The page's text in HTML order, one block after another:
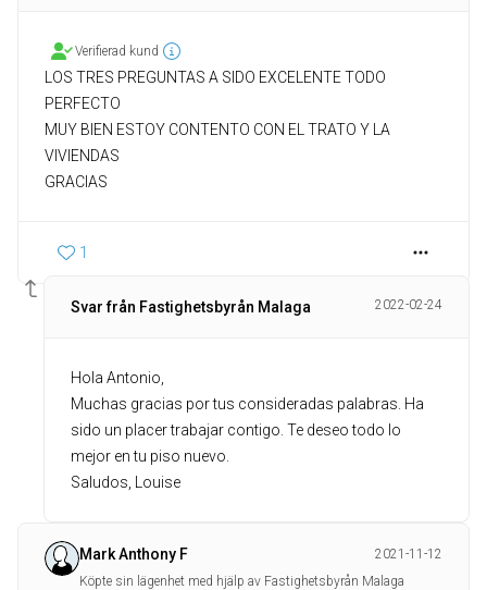
Verifierad kund
LOS TRES PREGUNTAS A SIDO EXCELENTE TODO
PERFECTO
MUY BIEN ESTOY CONTENTO CON EL TRATO Y LA
VIVIENDAS
GRACIAS
1
Svar från Fastighetsbyrån Malaga 2022-02-24
Hola Antonio,
Muchas gracias por tus consideradas palabras. Ha
sido un placer trabajar contigo. Te deseo todo lo
mejor en tu piso nuevo.
Saludos, Louise
Mark Anthony F
2021-11-12
Köpte sin lägenhet med hjälp av Fastighetsbyrån Malaga